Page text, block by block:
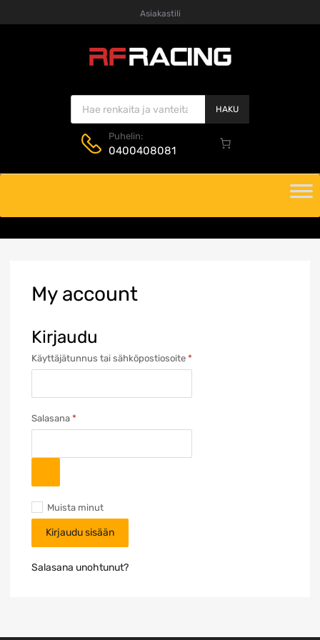
Asiakastili
Products search
HAKU
Puhelin:
0400408081
content
Myaccount
Kirjaudu
Käyttäjätunnus tai sähköpostiosoite *
Salasana *
Muista minut
Kirjaudu sisään
Salasana unohtunut?